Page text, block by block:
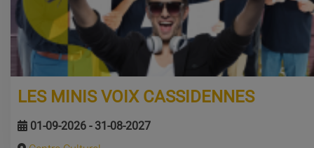
LES MINIS VOIX CASSIDENNES
01-09-2026 - 31-08-2027